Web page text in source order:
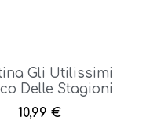
Gli Utilissimi
Delle Stagioni
10,99 €